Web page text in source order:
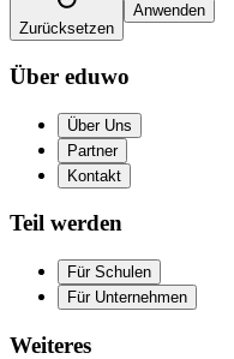
Zurücksetzen
Anwenden
Über eduwo
Über Uns
Partner
Kontakt
Teil werden
Für Schulen
Für Unternehmen
Weiteres